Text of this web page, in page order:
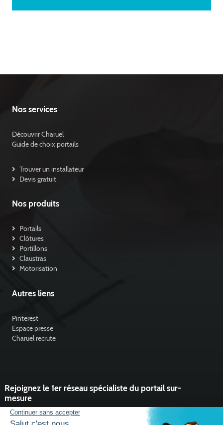
Nos services
Découvrir Charuel
Guide de choix portails
Trouver un installateur
Devis gratuit
Nos produits
Portails
Clôtures
Portillons
Claustras
Motorisation
Autres liens
Pinterest
Espace presse
Charuel recrute
Rejoignez le 1er réseau spécialiste du portail sur-
mesure
Vous souhaitez développer l'activité portail de votre entreprise ?